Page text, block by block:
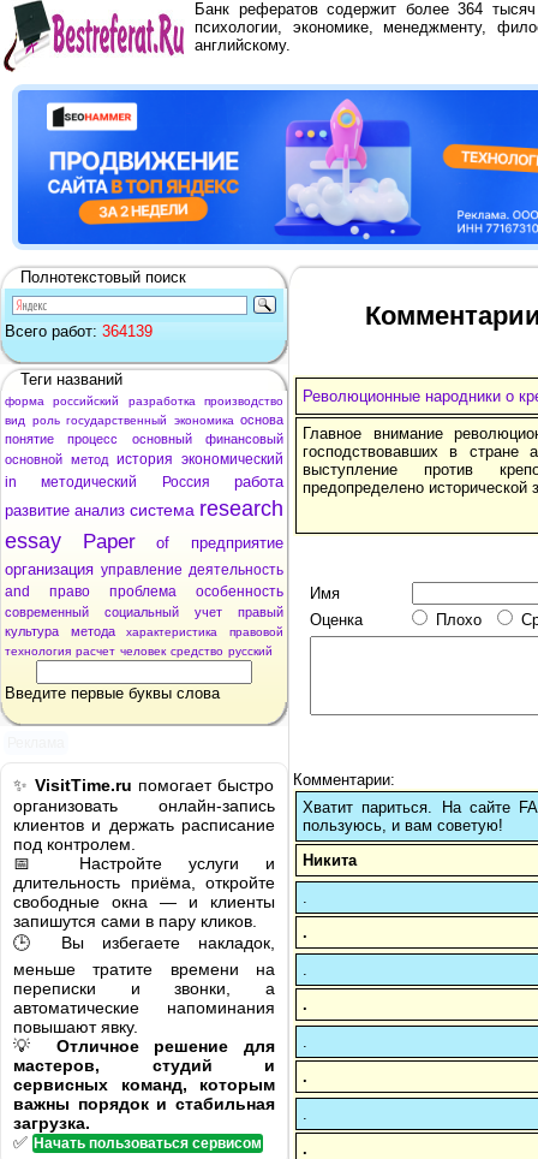
Банк рефератов содержит более 364
психологии, экономике, менеджменту,
английскому.
Полнотекстовый поиск
Всего работ: 364139
Теги названий
форма российский разработка
производство
вид
роль государственный экономика основа
понятие
процесс основный
финансовый
основной метод история экономический
in
методический Россия
работа
развитие анализ система research
essay
Paper of
предприятие
организация управление деятельность
and
право проблема особенность
современный социальный учет
правый
культура
метода характеристика
правовой
технология расчет человек средство русский
Введите первые буквы слова
✨ VisitTime.ru помогает быстро
организовать онлайн-запись
клиентов и держать расписание
под контролем.
📅 Настройте услуги и
длительность приёма, откройте
свободные окна — и клиенты
запишутся сами в пару кликов.
🕒 Вы избегаете накладок,
меньше тратите времени на
переписки и звонки, а
автоматические напоминания
повышают явку.
💡 Отличное решение для
мастеров, студий и
сервисных команд, которым
важны порядок и стабильная
загрузка.
✅ Начать пользоваться сервисом
Революционные народники о
Главное внимание
господствовавших в стране
выступление против
предопределено исторической
Имя
Оценка
Плохо
Комментарии:
Хватит париться. На сайте
пользуюсь, и вам советую!
Никита
.
.
.
.